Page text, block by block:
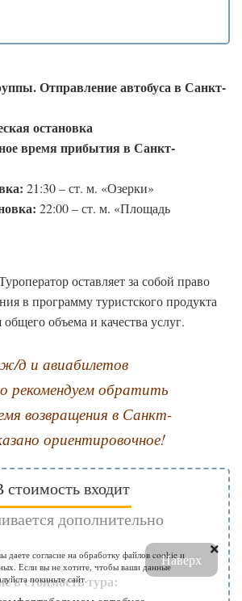
Отправление автобуса в Санкт-
остановка
время прибытия в Санкт-
21:30 – ст. м. «Озерки»
22:00 – ст. м. «Площадь
оставляет за собой право
в программу туристского продукта
объема и качества услуг.
д и авиабилетов
рекомендуем обратить
возвращения в Санкт-
ориентировочное!
стоимость входит
дополнительно
в стоимость тура:
желанию в момент бронирования
Наверх
даете согласие на обработку файлов cookie и
Если вы не хотите, чтобы ваши данные
покиньте сайт.